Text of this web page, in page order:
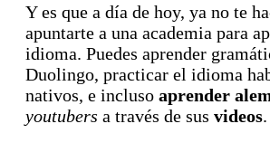
Y es que a día de hoy, ya no te
apuntarte a una academia para
idioma. Puedes aprender
Duolingo, practicar el idioma
nativos, e incluso aprender
youtubers a través de sus videos.